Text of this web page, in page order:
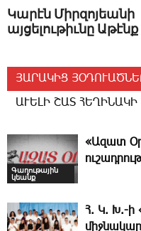
­Կարէն Միրզոյեանի
այցելութիւնը Աթէնք
ՅԱՐԱԿԻՑ
ԱՒԵԼԻ ՇԱՏ ՀԵՂԻՆԱԿԻ
Գաղութային
կեանք
«Ազատ
Հ. Կ. Խ.-ի